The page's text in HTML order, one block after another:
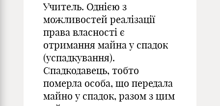
Учитель. Однією з
можливостей реалізації
права власності є
отримання майна у спадок
(успадкування).
Спадкодавець, тобто
померла особа, що передала
майно у спадок, разом з цим